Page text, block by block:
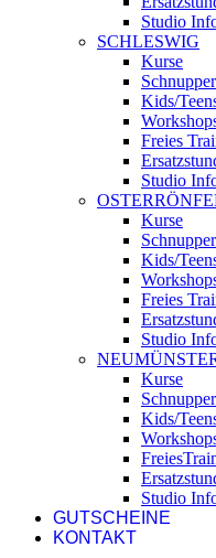
Studio
SCHLESWIG
Kurse
Kids/
Freies
Studio
Kurse
Kids/
Freies
Studio
Kurse
Kids/
Studio
GUTSCHEINE
KONTAKT